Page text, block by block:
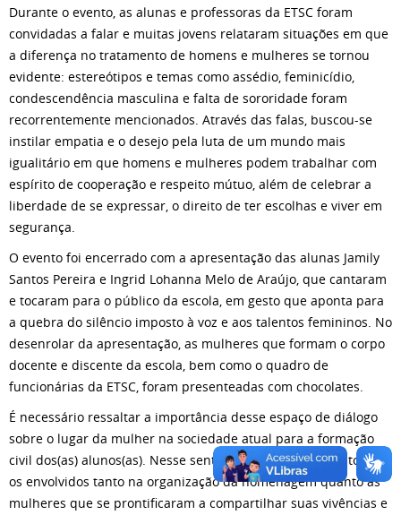
Durante o evento, as alunas e professoras da ETSC foram
convidadas a falar e muitas jovens relataram situações em que
a diferença no tratamento de homens e mulheres se tornou
evidente: estereótipos e temas como assédio, feminicídio,
condescendência masculina e falta de sororidade foram
recorrentemente mencionados. Através das falas, buscou-se
instilar empatia e o desejo pela luta de um mundo mais
igualitário em que homens e mulheres podem trabalhar com
espírito de cooperação e respeito mútuo, além de celebrar a
liberdade de se expressar, o direito de ter escolhas e viver em
segurança.
O evento foi encerrado com a apresentação das alunas Jamily
Santos Pereira e Ingrid Lohanna Melo de Araújo, que cantaram
e tocaram para o público da escola, em gesto que aponta para
a quebra do silêncio imposto à voz e aos talentos femininos. No
desenrolar da apresentação, as mulheres que formam o corpo
docente e discente da escola, bem como o quadro de
funcionárias da ETSC, foram presenteadas com chocolates.
É necessário ressaltar a importância desse espaço de diálogo
sobre o lugar da mulher na sociedade atual para a formação
civil dos(as) alunos(as). Nesse sentido, parabenizamos a todos
os envolvidos tanto na organização da homenagem quanto às
mulheres que se prontificaram a compartilhar suas vivências e